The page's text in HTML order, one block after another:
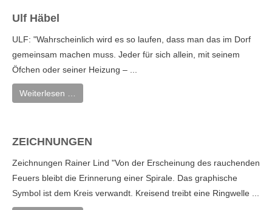
Ulf Häbel
ULF: "Wahrscheinlich wird es so laufen, dass man das im Dorf
gemeinsam machen muss. Jeder für sich allein, mit seinem
Öfchen oder seiner Heizung – ...
Weiterlesen …
ZEICHNUNGEN
Zeichnungen Rainer Lind "Von der Erscheinung des rauchenden
Feuers bleibt die Erinnerung einer Spirale. Das graphische
Symbol ist dem Kreis verwandt. Kreisend treibt eine Ringwelle ...